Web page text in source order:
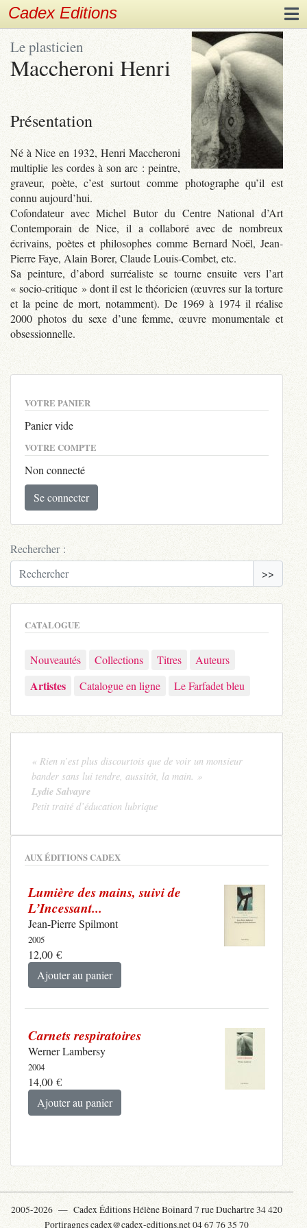
Cadex Editions
Le plasticien
Maccheroni Henri
Présentation
Né à Nice en 1932, Henri Maccheroni
multiplie les cordes à son arc : peintre,
graveur, poète, c’est surtout comme photographe qu’il est
connu aujourd’hui.
Cofondateur avec Michel Butor du Centre National d’Art
Contemporain de Nice, il a collaboré avec de nombreux
écrivains, poètes et philosophes comme Bernard Noël, Jean-
Pierre Faye, Alain Borer, Claude Louis-Combet, etc.
Sa peinture, d’abord surréaliste se tourne ensuite vers l’art
« socio-critique » dont il est le théoricien (œuvres sur la torture
et la peine de mort, notamment). De 1969 à 1974 il réalise
2000 photos du sexe d’une femme, œuvre monumentale et
obsessionnelle.
VOTRE PANIER
Panier vide
VOTRE COMPTE
Non connecté
Se connecter
Rechercher :
>>
CATALOGUE
Nouveautés Collections Titres Auteurs
Artistes Catalogue en ligne Le Farfadet bleu
« Rien n’est plus discourtois que de voir un monsieur
bander sans lui tendre, aussitôt, la main. »
Lydie Salvayre
Petit traité d’éducation lubrique
AUX ÉDITIONS CADEX
Lumière des mains, suivi de
L’Incessant...
Jean-Pierre Spilmont
2005
12,00 €
Ajouter au panier
Carnets respiratoires
Werner Lambersy
2004
14,00 €
Ajouter au panier
2005-2026 — Cadex Éditions Hélène Boinard 7 rue Duchartre 34 420
Portiragnes cadex@cadex-editions.net 04 67 76 35 70